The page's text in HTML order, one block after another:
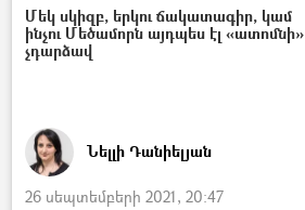
Մեկ սկիզբ, երկու ճակատագիր, կամ
ինչու Մեծամորն այդպես էլ «ատոմնի»
չդարձավ
Նելլի Դանիելյան
26 սեպտեմբերի 2021, 20:47